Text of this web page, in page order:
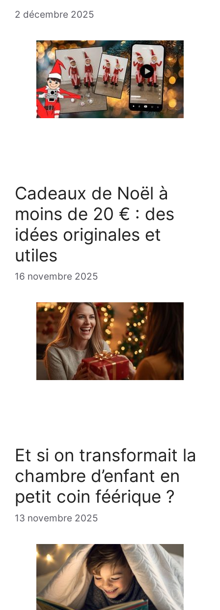
2 décembre 2025
Cadeaux de Noël à
moins de 20 € : des
idées originales et
utiles
16 novembre 2025
Et si on transformait la
chambre d’enfant en
petit coin féérique ?
13 novembre 2025